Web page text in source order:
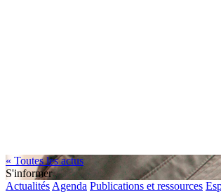
« Toutes les actus
S'informer
Actualités Agenda Publications et ressources